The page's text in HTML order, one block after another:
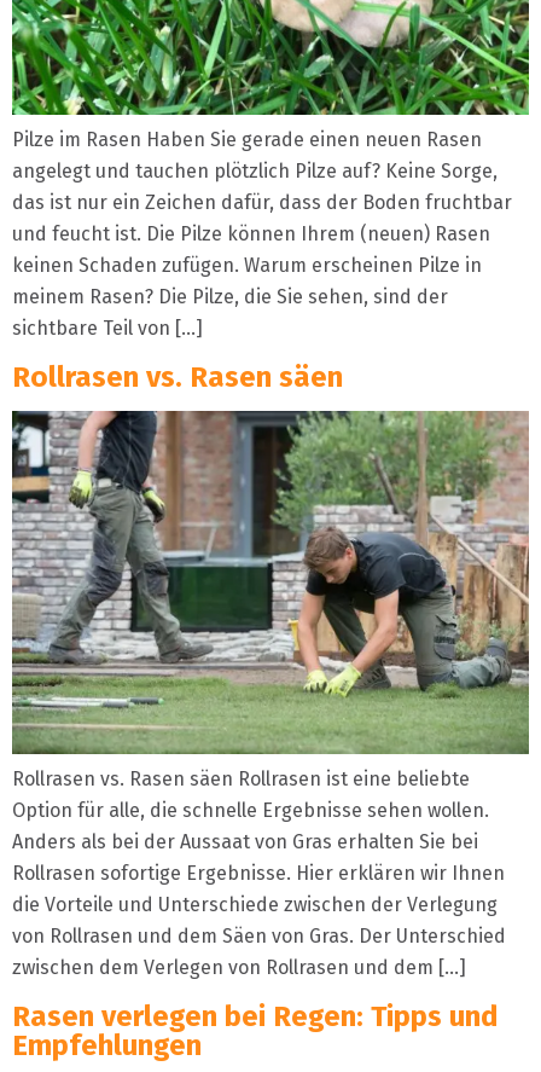
Pilze im Rasen Haben Sie gerade einen neuen Rasen
angelegt und tauchen plötzlich Pilze auf? Keine Sorge,
das ist nur ein Zeichen dafür, dass der Boden fruchtbar
und feucht ist. Die Pilze können Ihrem (neuen) Rasen
keinen Schaden zufügen. Warum erscheinen Pilze in
meinem Rasen? Die Pilze, die Sie sehen, sind der
sichtbare Teil von […]
Rollrasen vs. Rasen säen
Rollrasen vs. Rasen säen Rollrasen ist eine beliebte
Option für alle, die schnelle Ergebnisse sehen wollen.
Anders als bei der Aussaat von Gras erhalten Sie bei
Rollrasen sofortige Ergebnisse. Hier erklären wir Ihnen
die Vorteile und Unterschiede zwischen der Verlegung
von Rollrasen und dem Säen von Gras. Der Unterschied
zwischen dem Verlegen von Rollrasen und dem […]
Rasen verlegen bei Regen: Tipps und
Empfehlungen